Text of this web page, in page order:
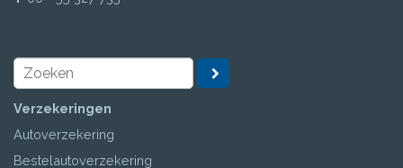
Verzekeringen
Autoverzekering
Bestelautoverzekering